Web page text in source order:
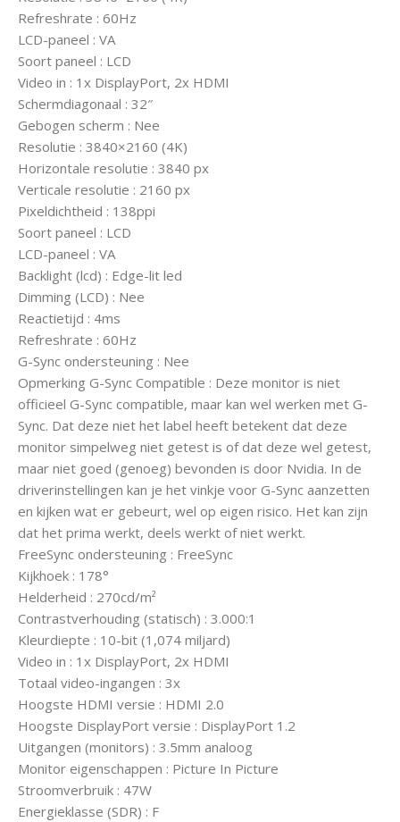
Refreshrate : 60Hz
LCD-paneel : VA
Soort paneel : LCD
Video in : 1x DisplayPort, 2x HDMI
Schermdiagonaal : 32″
Gebogen scherm : Nee
Resolutie : 3840×2160 (4K)
Horizontale resolutie : 3840 px
Verticale resolutie : 2160 px
Pixeldichtheid : 138ppi
Soort paneel : LCD
LCD-paneel : VA
Backlight (lcd) : Edge-lit led
Dimming (LCD) : Nee
Reactietijd : 4ms
Refreshrate : 60Hz
G-Sync ondersteuning : Nee
Opmerking G-Sync Compatible : Deze monitor is niet
officieel G-Sync compatible, maar kan wel werken met G-
Sync. Dat deze niet het label heeft betekent dat deze
monitor simpelweg niet getest is of dat deze wel getest,
maar niet goed (genoeg) bevonden is door Nvidia. In de
driverinstellingen kan je het vinkje voor G-Sync aanzetten
en kijken wat er gebeurt, wel op eigen risico. Het kan zijn
dat het prima werkt, deels werkt of niet werkt.
FreeSync ondersteuning : FreeSync
Kijkhoek : 178°
Helderheid : 270cd/m²
Contrastverhouding (statisch) : 3.000:1
Kleurdiepte : 10-bit (1,074 miljard)
Video in : 1x DisplayPort, 2x HDMI
Totaal video-ingangen : 3x
Hoogste HDMI versie : HDMI 2.0
Hoogste DisplayPort versie : DisplayPort 1.2
Uitgangen (monitors) : 3.5mm analoog
Monitor eigenschappen : Picture In Picture
Stroomverbruik : 47W
Energieklasse (SDR) : F